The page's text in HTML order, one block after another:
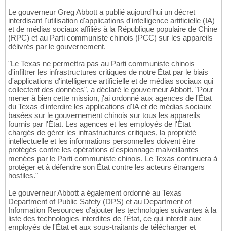
Le gouverneur Greg Abbott a publié aujourd'hui un décret
interdisant l'utilisation d'applications d'intelligence artificielle (IA)
et de médias sociaux affiliés à la République populaire de Chine
(RPC) et au Parti communiste chinois (PCC) sur les appareils
délivrés par le gouvernement.
"Le Texas ne permettra pas au Parti communiste chinois
d'infiltrer les infrastructures critiques de notre État par le biais
d'applications d'intelligence artificielle et de médias sociaux qui
collectent des données", a déclaré le gouverneur Abbott. "Pour
mener à bien cette mission, j'ai ordonné aux agences de l'État
du Texas d'interdire les applications d'IA et de médias sociaux
basées sur le gouvernement chinois sur tous les appareils
fournis par l'État. Les agences et les employés de l'État
chargés de gérer les infrastructures critiques, la propriété
intellectuelle et les informations personnelles doivent être
protégés contre les opérations d'espionnage malveillantes
menées par le Parti communiste chinois. Le Texas continuera à
protéger et à défendre son État contre les acteurs étrangers
hostiles."
Le gouverneur Abbott a également ordonné au Texas
Department of Public Safety (DPS) et au Department of
Information Resources d'ajouter les technologies suivantes à la
liste des technologies interdites de l'État, ce qui interdit aux
employés de l'État et aux sous-traitants de télécharger et